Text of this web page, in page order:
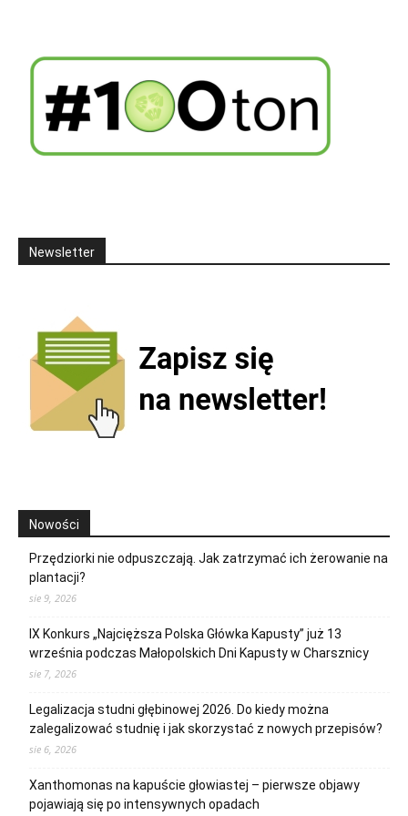
Newsletter
Nowości
Przędziorki nie odpuszczają. Jak zatrzymać ich żerowanie na
plantacji?
sie 9, 2026
IX Konkurs „Najcięższa Polska Główka Kapusty” już 13
września podczas Małopolskich Dni Kapusty w Charsznicy
sie 7, 2026
Legalizacja studni głębinowej 2026. Do kiedy można
zalegalizować studnię i jak skorzystać z nowych przepisów?
sie 6, 2026
Xanthomonas na kapuście głowiastej – pierwsze objawy
pojawiają się po intensywnych opadach